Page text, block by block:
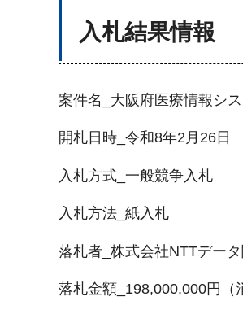
入札結果情報
案件名_大阪府医療情報シ
開札日時_令和8年2月26
入札方式_一般競争入札
入札方法_紙入札
落札者_株式会社NTTデー
落札金額_198,000,000円（